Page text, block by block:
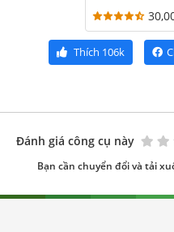
Thích 106k
Đánh giá công cụ này
Bạn cần chuyển đổi và tải